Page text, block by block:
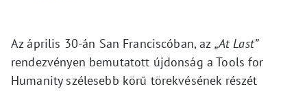
Az április 30-án San Franciscóban, az „At Last”
rendezvényen bemutatott újdonság a Tools for
Humanity szélesebb körű törekvésének részét